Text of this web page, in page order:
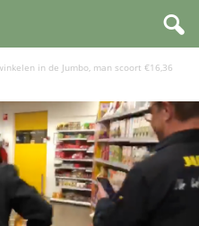
in de Jumbo, man scoort €16,36